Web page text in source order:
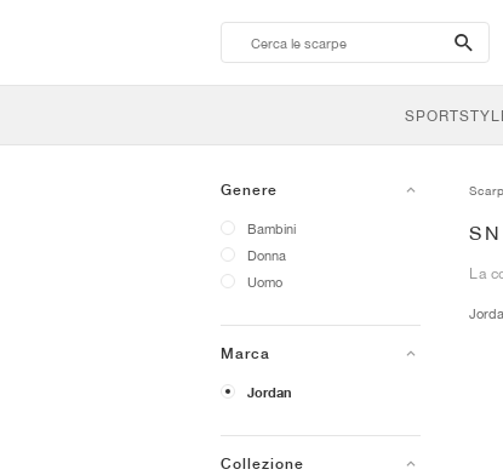
btn
Genere
Bambini
Donna
Uomo
Marca
Jordan
Collezione
La